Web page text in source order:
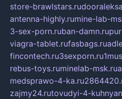
store-brawlstars.ru
antenna-highly.rumine-lab-
3-sex-porn.ruban-damn.ru
viagra-tablet.rufasbags.ru
fincontech.ru3sexporn.ru
rebus-toys.ruminelab-msk.ru
medsprawo-4-ka.ru
zajmy24.rutovudyi-4-